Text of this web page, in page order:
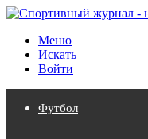
Меню
Искать
Войти
Футбол